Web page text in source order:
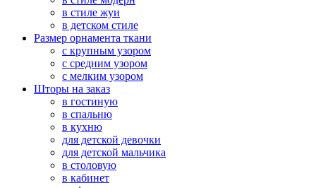
в стиле жуи
в детском стиле
Размер орнамента ткани
с крупным узором
с средним узором
с мелким узором
Шторы на заказ
в гостиную
в спальню
в кухню
для детской девочки
для детской мальчика
в столовую
в кабинет